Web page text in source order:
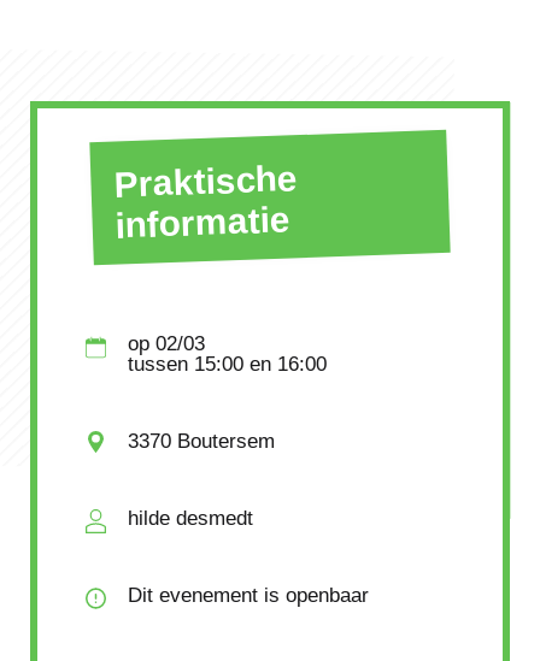
Praktische
informatie
op 02/03
tussen 15:00en 16:00
3370 Boutersem
hilde desmedt
Dit evenement is openbaar